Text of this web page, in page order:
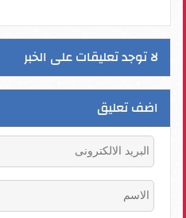
لا توجد تعليقات على الخبر
اضف تعليق